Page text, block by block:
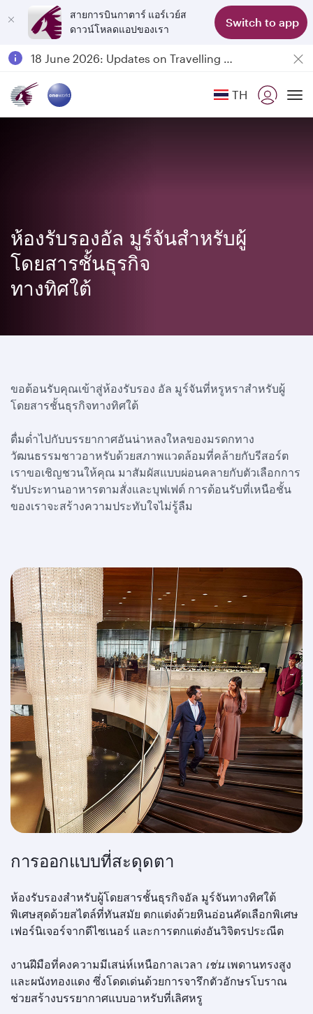
สายการบินกาตาร์ แอร์เวย์ส
ดาวน์โหลดแอปของเรา
Switch to app
Passengers flying between Doha and Auckland on QR914 and QR915
18 June 2026: Updates on Travelling with Power Banks
Qatar Airways Expands Global Network to over 160 Destinations TH
ห้องรับรองอัล มูร์จันสำหรับผู้
โดยสารชั้นธุรกิจ
ทางทิศใต้
ขอต้อนรับคุณเข้าสู่ห้องรับรอง อัล มูร์จันที่หรูหราสำหรับผู้
โดยสารชั้นธุรกิจทางทิศใต้
ดื่มด่ำไปกับบรรยากาศอันน่าหลงใหลของมรดกทาง
วัฒนธรรมชาวอาหรับด้วยสภาพแวดล้อมที่คล้ายกับรีสอร์ต
เราขอเชิญชวนให้คุณ มาสัมผัสแบบผ่อนคลายกับตัวเลือกการ
รับประทานอาหารตามสั่งและบุฟเฟต์ การต้อนรับที่เหนือชั้น
ของเราจะสร้างความประทับใจไม่รู้ลืม
การออกแบบที่สะดุดตา
ห้องรับรองสำหรับผู้โดยสารชั้นธุรกิจอัล มูร์จันทางทิศใต้
พิเศษสุดด้วยสไตล์ที่ทันสมัย ​​ตกแต่งด้วยหินอ่อนคัดเลือกพิเศษ
เฟอร์นิเจอร์จากดีไซเนอร์ และการตกแต่งอันวิจิตรประณีต
งานฝีมือที่คงความมีเสน่ห์เหนือกาลเวลา เช่น เพดานทรงสูง
และผนังทองแดง ซึ่งโดดเด่นด้วยการจารึกตัวอักษรโบราณ
ช่วยสร้างบรรยากาศแบบอาหรับที่เลิศหรู